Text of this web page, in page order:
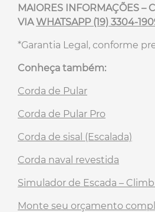
MAIORES INFORMAÇÕES –
VIAWHATSAPP (19) 3304-
*Garantia Legal, conforme
Conheça também:
Corda de Pular
Corda de Pular Pro
Corda de sisal (Escalada)
Corda naval revestida
Simulador de Escada –
Monte seu orçamento